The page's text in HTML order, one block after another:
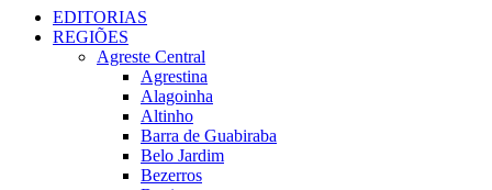
EDITORIAS
REGIÕES
Agreste Central
Agrestina
Alagoinha
Altinho
Barra de Guabiraba
Belo Jardim
Bezerros